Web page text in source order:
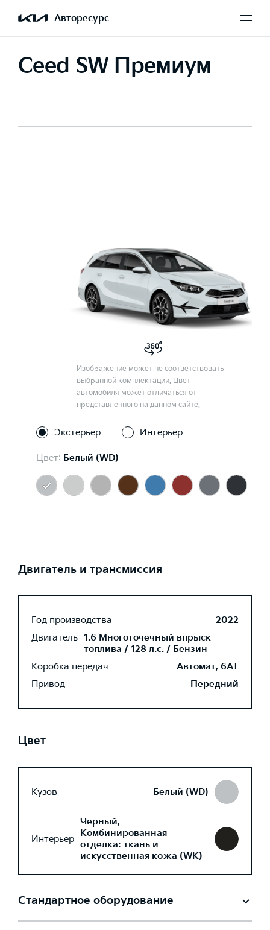
Авторесурс
Ceed SW Премиум
Изображение может не соответствовать
выбранной комплектации. Цвет
автомобиля может отличаться от
представленного на данном сайте.
Экстерьер Интерьер
Цвет: Белый (WD)
Двигатель и трансмиссия
Год производства
2022
Двигатель 1.6 Многоточечный впрыск
топлива / 128 л.с. / Бензин
Коробка передач
Автомат, 6AT
Привод
Передний
Цвет
Кузов Белый (WD)
Интерьер
Черный,
Комбинированная
отделка: ткань и
искусственная кожа (WK)
Стандартное оборудование